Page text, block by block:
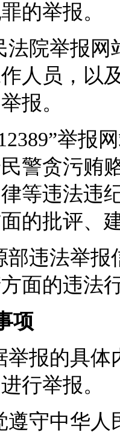
的举报。
人员，以
报。
警贪污贿
等违法违
的批评、
面的违法
事项
行举报。
遵守中华